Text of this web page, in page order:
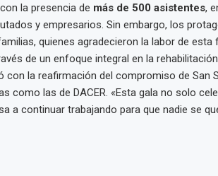
la presencia de más de 500 asistentes,
y empresarios. Sin embargo, los
quienes agradecieron la labor de esta
de un enfoque integral en la
con la reafirmación del compromiso de San
como las de DACER. «Esta gala no solo
a continuar trabajando para que nadie se